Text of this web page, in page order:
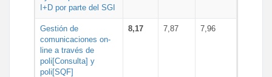
I+D por parte del SGI
Gestión de
comunicaciones on-
line a través de
poli[Consulta] y
poli[SQF]
8,17 7,87 7,96